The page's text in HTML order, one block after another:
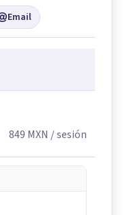
Email
849 MXN / sesión